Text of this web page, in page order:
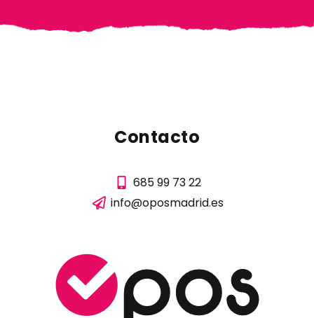
Contacto
685 99 73 22
info@oposmadrid.es